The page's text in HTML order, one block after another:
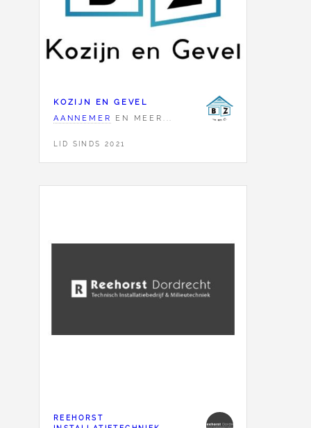
KOZIJN EN GEVEL
AANNEMER
EN MEER...
LID SINDS 2021
REEHORST